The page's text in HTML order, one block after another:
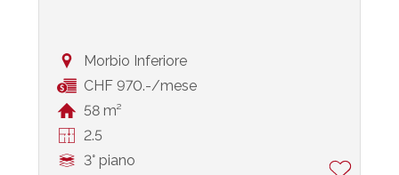
Morbio Inferiore
CHF 970.-/mese
58 m²
2.5
3° piano